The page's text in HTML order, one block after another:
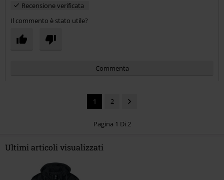
Recensione verificata
Il commento è stato utile?
Commenta
Invia un commento
1 2
Pagina 1 Di 2
Ultimi articoli visualizzati